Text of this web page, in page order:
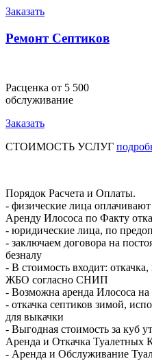
Заказать
Ремонт Септиков
Расценка от 5 500
обслуживание
Заказать
СТОИМОСТЬ УСЛУГ
Порядок Расчета и Оплаты.
- физические лица
Аренду Илососа по Факту
- юридические лица, по
- заключаем договора на
безналу
- В стоимость входит:
ЖБО согласно СНИП
- Возможна аренда Илососа
- откачка септиков зимой,
для выкачки
- Выгодная стоимость за куб
Аренда и Откачка
- Аренда и Обслуживание